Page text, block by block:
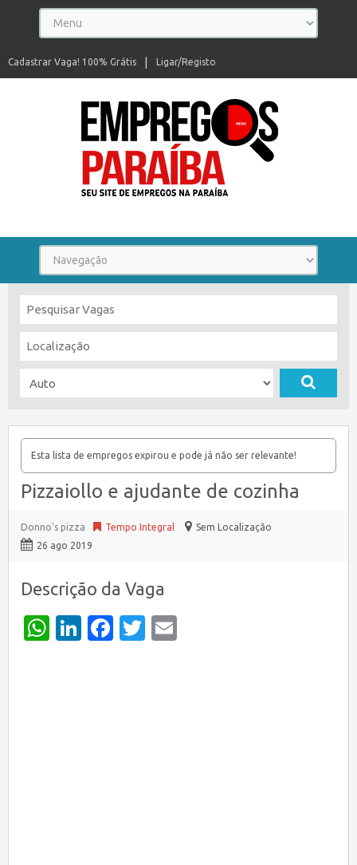
Ligar/Registo
Cadastrar Vaga! 100% Grátis
Esta lista de empregos expirou e pode já não ser relevante!
Pizzaiollo e ajudante de cozinha
Donno’s pizza Tempo Integral
Sem Localização
26 ago 2019
Descrição da Vaga
WhatsApp
LinkedIn
Facebook
Twitter